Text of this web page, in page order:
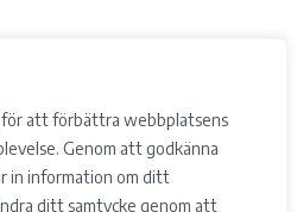
för att förbättra webbplatsens
Genom att godkänna
in information om ditt
ditt samtycke genom att